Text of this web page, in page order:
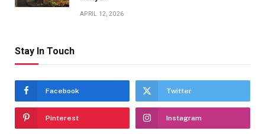
APRIL 12, 2026
Stay In Touch
Facebook Twitter
Pinterest Instagram